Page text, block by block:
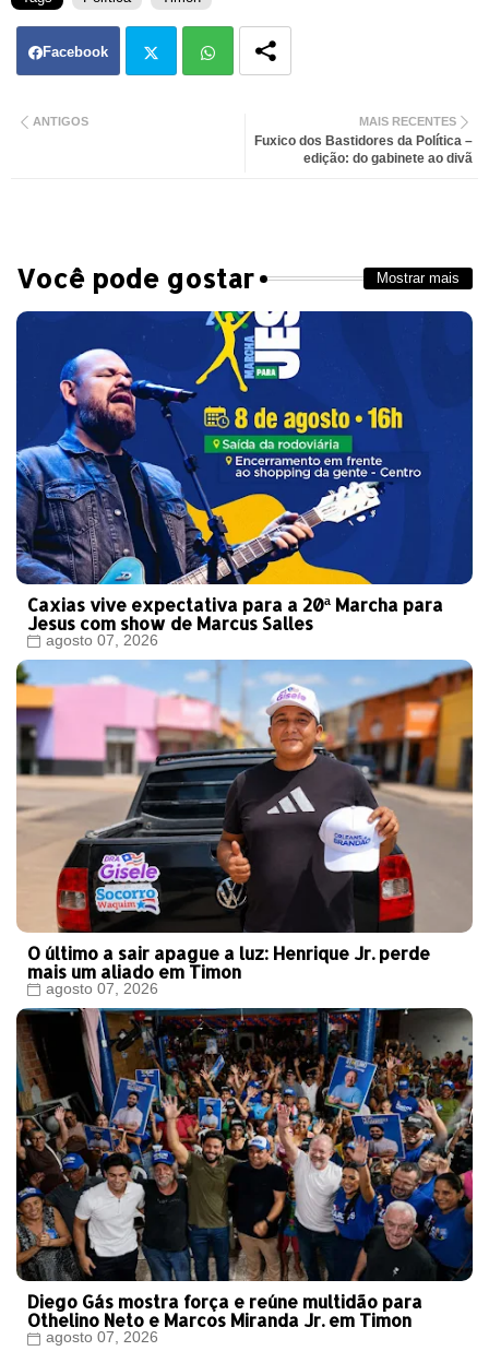
Facebook
MAIS RECENTES
Fuxico dos Bastidores da Política –
edição: do gabinete ao divã
ANTIGOS
Você pode gostar Mostrar mais
Caxias vive expectativa para a 20ª Marcha para
Jesus com show de Marcus Salles
agosto 07, 2026
O último a sair apague a luz: Henrique Jr. perde
mais um aliado em Timon
agosto 07, 2026
Diego Gás mostra força e reúne multidão para
Othelino Neto e Marcos Miranda Jr. em Timon
agosto 07, 2026